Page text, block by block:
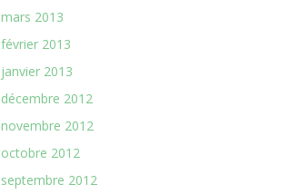
mars 2013
février 2013
janvier 2013
décembre 2012
novembre 2012
octobre 2012
septembre 2012